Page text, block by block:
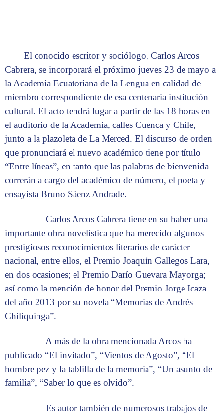
El conocido escritor y sociólogo, Carlos Arcos
Cabrera, se incorporará el próximo jueves 23 de mayo a
la Academia Ecuatoriana de la Lengua en calidad de
miembro correspondiente de esa centenaria institución
cultural. El acto tendrá lugar a partir de las 18 horas en
el auditorio de la Academia, calles Cuenca y Chile,
junto a la plazoleta de La Merced. El discurso de orden
que pronunciará el nuevo académico tiene por título
“Entre líneas”, en tanto que las palabras de bienvenida
correrán a cargo del académico de número, el poeta y
ensayista Bruno Sáenz Andrade.
Carlos Arcos Cabrera tiene en su haber una
importante obra novelística que ha merecido algunos
prestigiosos reconocimientos literarios de carácter
nacional, entre ellos, el Premio Joaquín Gallegos Lara,
en dos ocasiones; el Premio Darío Guevara Mayorga;
así como la mención de honor del Premio Jorge Icaza
del año 2013 por su novela “Memorias de Andrés
Chiliquinga”.
A más de la obra mencionada Arcos ha
publicado “El invitado”, “Vientos de Agosto”, “El
hombre pez y la tablilla de la memoria”, “Un asunto de
familia”, “Saber lo que es olvido”.
Es autor también de numerosos trabajos de